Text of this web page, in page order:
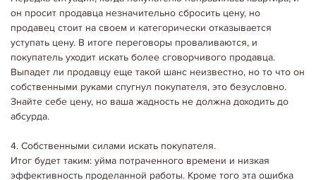
он просит продавца незначительно сбросить цену, но
продавец стоит на своем и категорически отказывается
уступать цену. В итоге переговоры проваливаются, и
покупатель уходит искать более сговорчивого продавца.
Выпадет ли продавцу еще такой шанс неизвестно, но то что он
собственными руками спугнул покупателя, это безусловно.
Знайте себе цену, но ваша жадность не должна доходить до
абсурда.
4. Собственными силами искать покупателя.
Итог будет таким: уйма потраченного времени и низкая
эффективность проделанной работы. Кроме того эта ошибка